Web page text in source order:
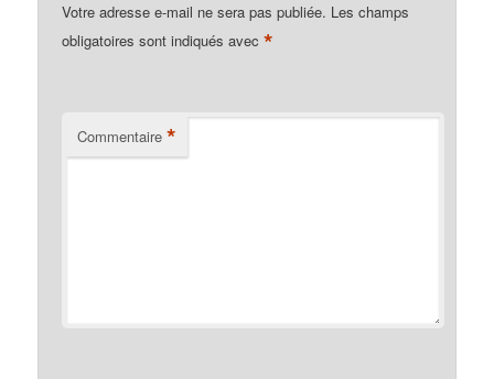
Votre adresse e-mail ne sera pas publiée. Les champs
obligatoires sont indiqués avec*
Commentaire *